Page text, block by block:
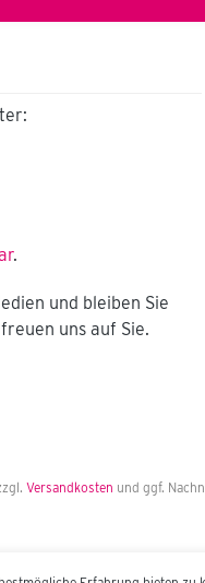
115 x
.
und bleiben Sie
uns auf Sie.
Versandkosten und ggf.